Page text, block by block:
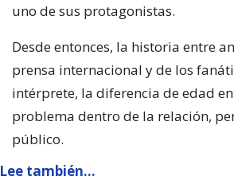
uno de sus protagonistas.
Desde entonces, la historia entre
prensa internacional y de los
intérprete, la diferencia de edad
problema dentro de la relación,
público.
Lee también...